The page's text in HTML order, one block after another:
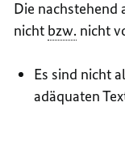
Die
nicht bzw. nicht
Es sind nicht
adäquaten